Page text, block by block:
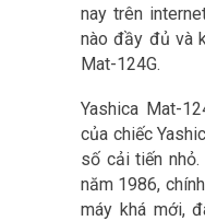
nay trên
nào đầy đủ và
Mat-124G.
Yashica Mat-
của chiếc
số cải tiến
năm 1986,
máy khá mới,